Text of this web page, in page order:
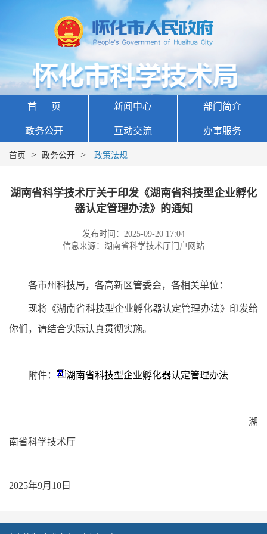
首 页 新闻中心 部门简介
政务公开 互动交流 办事服务
首页 > 政务公开 > 政策法规
湖南省科学技术厅关于印发《湖南省科技型企业孵化
器认定管理办法》的通知
发布时间：2025-09-20 17:04
信息来源：湖南省科学技术厅门户网站
各市州科技局，各高新区管委会，各相关单位：
现将《湖南省科技型企业孵化器认定管理办法》印发给
你们，请结合实际认真贯彻实施。
附件： 湖南省科技型企业孵化器认定管理办法
湖
南省科学技术厅
2025年9月10日